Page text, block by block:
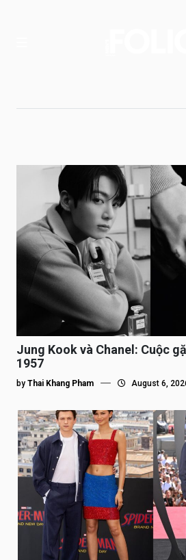
Jung Kook và Chanel: Cuộc
1957
by Thai Khang Pham August 6,